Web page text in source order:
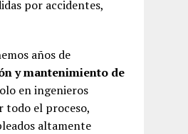
por accidentes,
años de
y mantenimiento de
en ingenieros
todo el proceso,
altamente